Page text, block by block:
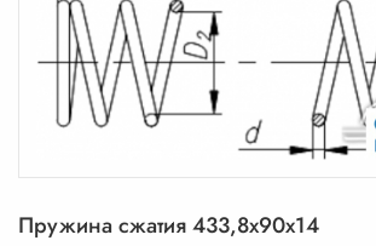
Пружина сжатия 433,8х90х14